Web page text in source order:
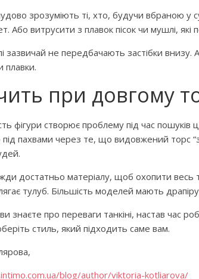
зрозуміють ті, хто, будучи вбраною у
Або витрусити з плавок пісок чи мушлі,
зазвичай не передбачають застібки внизу.
плавки.
при довгому
фігури створює проблему під час пошуків
під пахвами через те, що видовжений торс
достатньо матеріалу, щоб охопити весь
тулуб. Більшість моделей мають
знаєте про переваги танкіні, настав час
стиль, який підходить саме вам.
blog/author/viktoria-kotliarova/